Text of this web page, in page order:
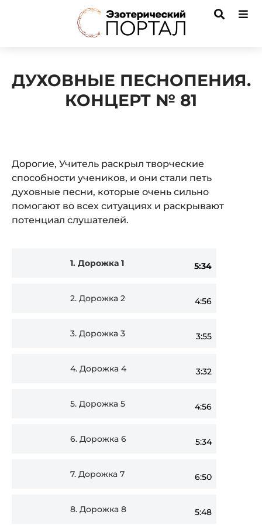
ДУХОВНЫЕ ПЕСНОПЕНИЯ.
КОНЦЕРТ № 81
Дорогие, Учитель раскрыл творческие
способности учеников, и они стали петь
духовные песни, которые очень сильно
помогают во всех ситуациях и раскрывают
потенциал слушателей.
1. Дорожка 1 5:34
2. Дорожка 2 4:56
3. Дорожка 3 3:55
4. Дорожка 4 3:32
5. Дорожка 5 4:56
6. Дорожка 6 5:34
7. Дорожка 7 6:50
8. Дорожка 8 5:48